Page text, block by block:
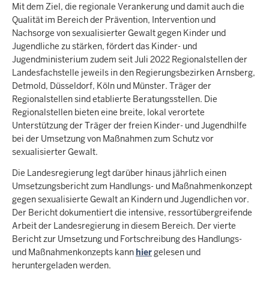
Mit dem Ziel, die regionale Verankerung und damit auch die
Qualität im Bereich der Prävention, Intervention und
Nachsorge von sexualisierter Gewalt gegen Kinder und
Jugendliche zu stärken, fördert das Kinder- und
Jugendministerium zudem seit Juli 2022 Regionalstellen der
Landesfachstelle jeweils in den Regierungsbezirken Arnsberg,
Detmold, Düsseldorf, Köln und Münster. Träger der
Regionalstellen sind etablierte Beratungsstellen. Die
Regionalstellen bieten eine breite, lokal verortete
Unterstützung der Träger der freien Kinder- und Jugendhilfe
bei der Umsetzung von Maßnahmen zum Schutz vor
sexualisierter Gewalt.
Die Landesregierung legt darüber hinaus jährlich einen
Umsetzungsbericht zum Handlungs- und Maßnahmenkonzept
gegen sexualisierte Gewalt an Kindern und Jugendlichen vor.
Der Bericht dokumentiert die intensive, ressortübergreifende
Arbeit der Landesregierung in diesem Bereich. Der vierte
Bericht zur Umsetzung und Fortschreibung des Handlungs-
und Maßnahmenkonzepts kannhiergelesen und
heruntergeladen werden.